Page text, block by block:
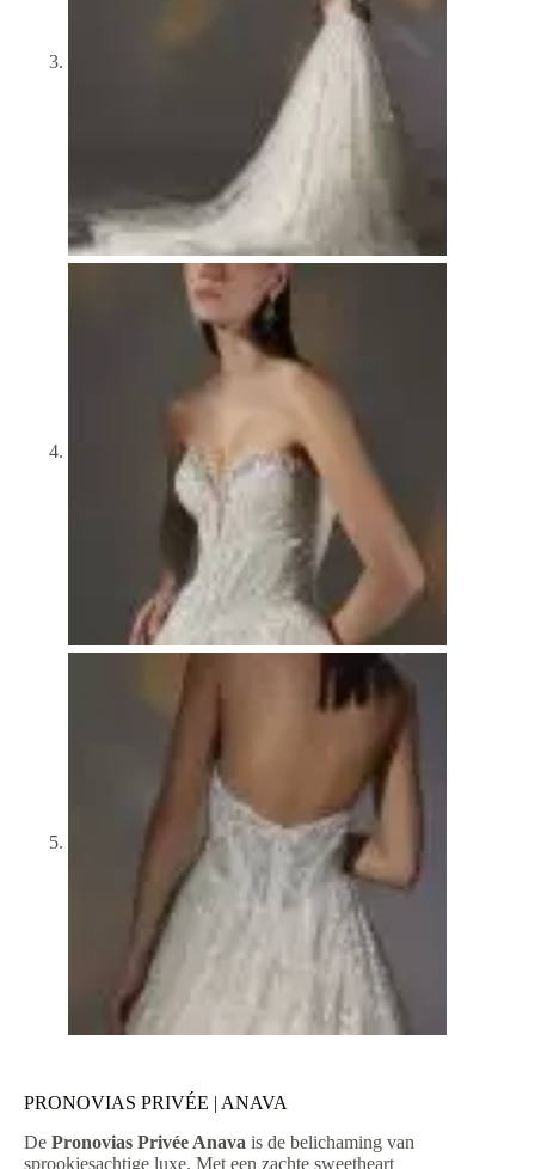
PRONOVIAS PRIVÉE | ANAVA
De Pronovias Privée Anava is de belichaming van
sprookjesachtige luxe. Met een zachte sweetheart